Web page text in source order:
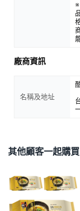
廠商資訊
名稱及地址
其他顧客一起購